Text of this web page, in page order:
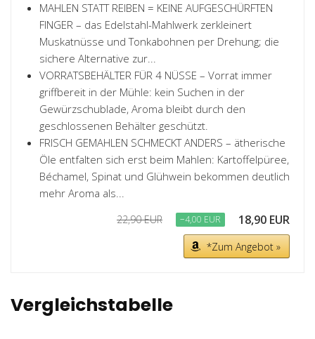
MAHLEN STATT REIBEN = KEINE AUFGESCHÜRFTEN
FINGER – das Edelstahl-Mahlwerk zerkleinert
Muskatnüsse und Tonkabohnen per Drehung; die
sichere Alternative zur...
VORRATSBEHÄLTER FÜR 4 NÜSSE – Vorrat immer
griffbereit in der Mühle: kein Suchen in der
Gewürzschublade, Aroma bleibt durch den
geschlossenen Behälter geschützt.
FRISCH GEMAHLEN SCHMECKT ANDERS – ätherische
Öle entfalten sich erst beim Mahlen: Kartoffelpüree,
Béchamel, Spinat und Glühwein bekommen deutlich
mehr Aroma als...
22,90 EUR −4,00 EUR 18,90 EUR
*Zum Angebot »
Vergleichstabelle